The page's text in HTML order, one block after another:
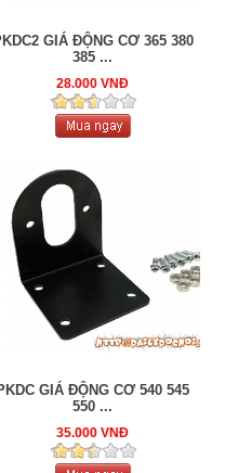
GIÁ ĐỘNG CƠ 365 380
385 ...
28.000 VNĐ
GIÁ ĐỘNG CƠ 540 545
550 ...
35.000 VNĐ